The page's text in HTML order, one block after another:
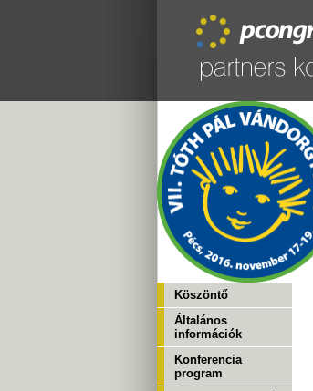
Köszöntő
Általános
információk
Konferencia
program